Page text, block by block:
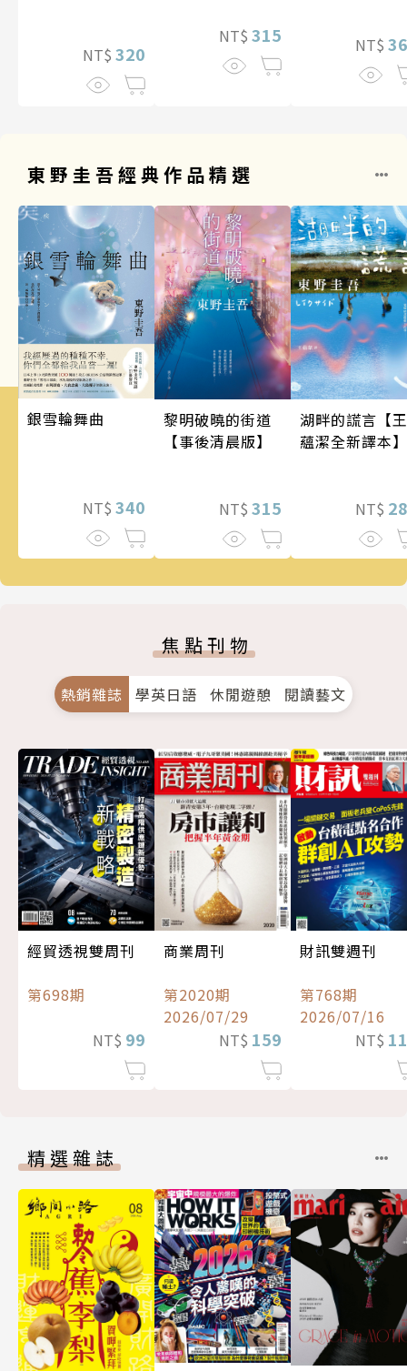
NT$ 320
NT$ 315 NT$
東野圭吾經典作品精選
銀雪輪舞曲
NT$ 340
黎明破曉的街道
【事後清晨版】
NT$ 315
湖畔的謊言【王
蘊潔全新譯本】
NT$
焦點刊物
熱銷雜誌 學英日語 休閒遊憩 閱讀藝文
經貿透視雙周刊
第698期
NT$ 99
商業周刊
第2020期
2026/07/29
NT$ 159
財訊雙週刊
第768期
2026/07/16
NT$
精選雜誌